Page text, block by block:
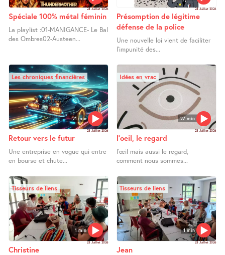
24 Juillet 2026
Spéciale 100% métal féminin
La playlist :01-MANIGANCE- Le Bal
des Ombres02-Austeen...
24 Juillet 2026
Présomption de légitime
défense de la police
Une nouvelle loi vient de faciliter
l’impunité des...
21 min
Les chroniques financières
23 Juillet 2026
Retour vers le futur
Une entreprise en vogue qui entre
en bourse et chute...
27 min
Idées en vrac
23 Juillet 2026
l’oeil, le regard
l’œil mais aussi le regard,
comment nous sommes...
1 min
Tisseurs de liens
23 Juillet 2026
Christine
1 min
Tisseurs de liens
23 Juillet 2026
Jean